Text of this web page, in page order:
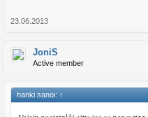
23.06.2013
JoniS
Active member
hanki sanoi: ↑